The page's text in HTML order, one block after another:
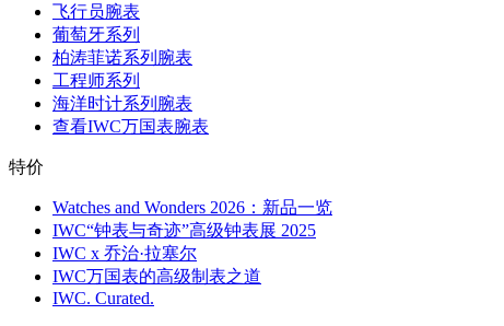
飞行员腕表
葡萄牙系列
柏涛菲诺系列腕表
工程师系列
海洋时计系列腕表
查看IWC万国表腕表
特价
Watches and Wonders 2026：新品一览
IWC“钟表与奇迹”高级钟表展 2025
IWC x 乔治·拉塞尔
IWC万国表的高级制表之道
IWC. Curated.